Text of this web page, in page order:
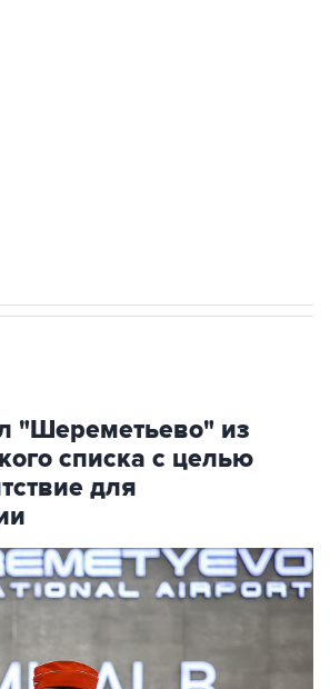
"Шереметьево" из
списка с целью
для